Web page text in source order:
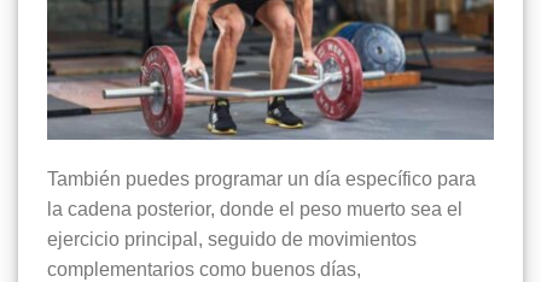
También puedes programar un día específico para
la cadena posterior, donde el peso muerto sea el
ejercicio principal, seguido de movimientos
complementarios como buenos días,